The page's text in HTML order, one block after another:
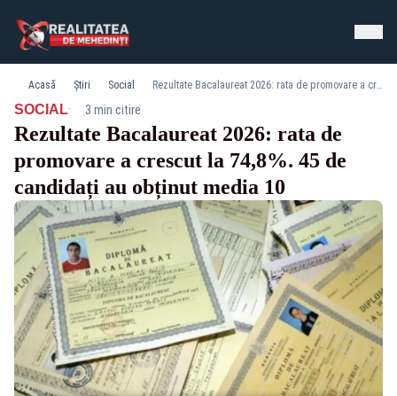
Acasă Știri Social Rezultate Bacalaureat 2026: rata de promovare a crescut la 74,8%. 45 de candidați au obținut media 10
SOCIAL· 3 min citire
Rezultate Bacalaureat 2026: rata de
promovare a crescut la 74,8%. 45 de
candidați au obținut media 10